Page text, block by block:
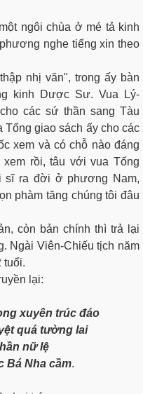
ngôi chùa ở mé tả kinh
nghe tiếng xin theo
nhị văn", trong ấy bàn
kinh Dược Sư. Vua Lý-
các sứ thần sang Tàu
Tống giao sách ấy cho các
xem và có chỗ nào đáng
rồi, tâu với vua Tống
sĩ ra đời ở phương Nam,
phàm tăng chúng tôi đâu
còn bản chính thì trả lại
Ngài Viên-Chiếu tịch năm
tuổi.
lại:
xuyên trúc đáo
quá tường lai
nữ lệ
Bá Nha cầm.